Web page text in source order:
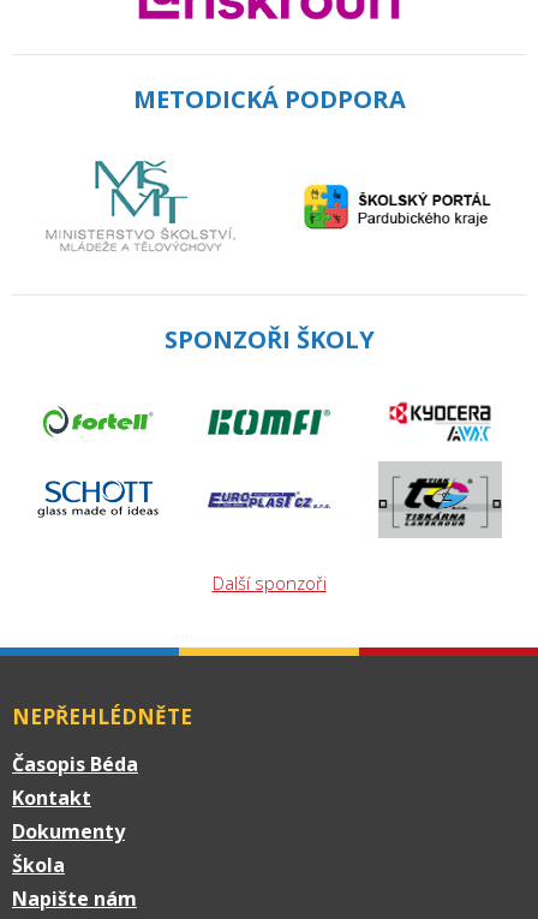
METODICKÁ PODPORA
SPONZOŘI ŠKOLY
Další sponzoři
NEPŘEHLÉDNĚTE
Časopis Béda
Kontakt
Dokumenty
Škola
Napište nám